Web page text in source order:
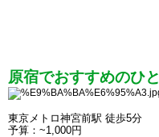
原宿でおすすめのひ
東京メトロ神宮前駅 徒歩5分
予算：~1,000円